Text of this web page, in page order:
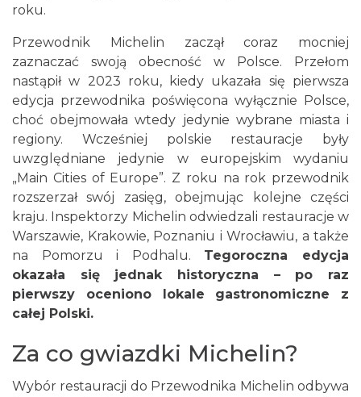
roku.
Przewodnik Michelin zaczął coraz mocniej
zaznaczać swoją obecność w Polsce. Przełom
nastąpił w 2023 roku, kiedy ukazała się pierwsza
edycja przewodnika poświęcona wyłącznie Polsce,
choć obejmowała wtedy jedynie wybrane miasta i
regiony. Wcześniej polskie restauracje były
uwzględniane jedynie w europejskim wydaniu
„Main Cities of Europe”. Z roku na rok przewodnik
rozszerzał swój zasięg, obejmując kolejne części
kraju. Inspektorzy Michelin odwiedzali restauracje w
Warszawie, Krakowie, Poznaniu i Wrocławiu, a także
na Pomorzu i Podhalu. Tegoroczna edycja
okazała się jednak historyczna – po raz
pierwszy oceniono lokale gastronomiczne z
całej Polski.
Za co gwiazdki Michelin?
Wybór restauracji do Przewodnika Michelin odbywa